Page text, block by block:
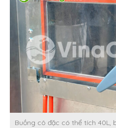
Buồng cô đặc có thể tích 40L,